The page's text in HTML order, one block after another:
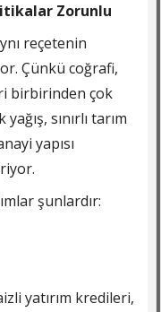
Zorunlu
reçetenin
Çünkü coğrafi,
birbirinden çok
sınırlı tarım
yapısı
şunlardır:
yatırım kredileri,